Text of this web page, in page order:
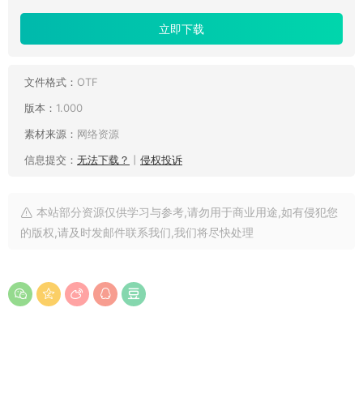
立即下载
文件格式： OTF
版本： 1.000
素材来源： 网络资源
信息提交： 无法下载？ 侵权投诉
本站部分资源仅供学习与参考,请勿用于商业用途,如有侵犯您
的版权,请及时发邮件联系我们,我们将尽快处理